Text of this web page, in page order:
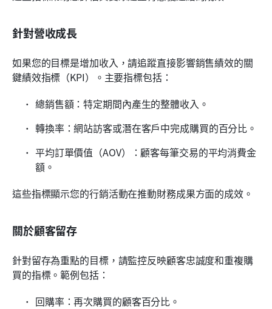
針對營收成長
如果您的目標是增加收入，請追蹤直接影響銷售績效的關
鍵績效指標（KPI）。主要指標包括：
總銷售額：特定期間內產生的整體收入。
轉換率：網站訪客或潛在客戶中完成購買的百分比。
平均訂單價值（AOV）：顧客每筆交易的平均消費金
額。
這些指標顯示您的行銷活動在推動財務成果方面的成效。
關於顧客留存
針對留存為重點的目標，請監控反映顧客忠誠度和重複購
買的指標。範例包括：
回購率：再次購買的顧客百分比。